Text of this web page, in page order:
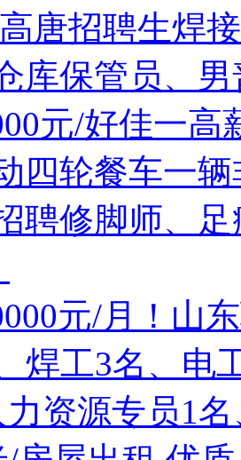
唐招聘生焊
库保管员、
元/好佳一高
四轮餐车一
聘修脚师、
元/月！山
焊工3名、电
力资源专员1